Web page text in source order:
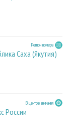
Регион номера
Саха (Якутия)
В центре внимания
России